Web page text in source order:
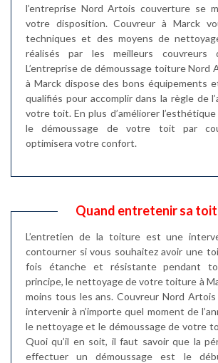
l’entreprise Nord Artois couverture se
votre disposition. Couvreur à Marck
techniques et des moyens de
réalisés par les meilleurs couvreurs
L’entreprise de démoussage toiture Nord
à Marck dispose des bons équipements
qualifiés pour accomplir dans la règle de
votre toit. En plus d’améliorer
le démoussage de votre toit par
optimisera votre confort.
Quand entretenir sa
L’entretien de la toiture est une
contourner si vous souhaitez avoir une
fois étanche et résistante pendant
principe, le nettoyage de votre toiture à
moins tous les ans. Couvreur Nord
intervenir à n’importe quel moment de
le nettoyage et le démoussage de votre
Quoi qu’il en soit, il faut savoir que la
effectuer un démoussage est le